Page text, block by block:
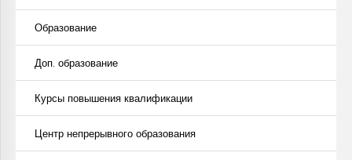
Образование
Доп. образование
Курсы повышения квалификации
Центр непрерывного образования